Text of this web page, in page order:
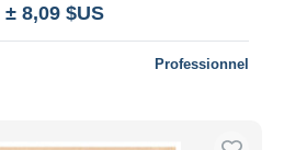
± 8,09 $US
Professionnel